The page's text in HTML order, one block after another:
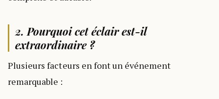
2. Pourquoi cet éclair est-il
extraordinaire ?
Plusieurs facteurs en font un événement
remarquable :